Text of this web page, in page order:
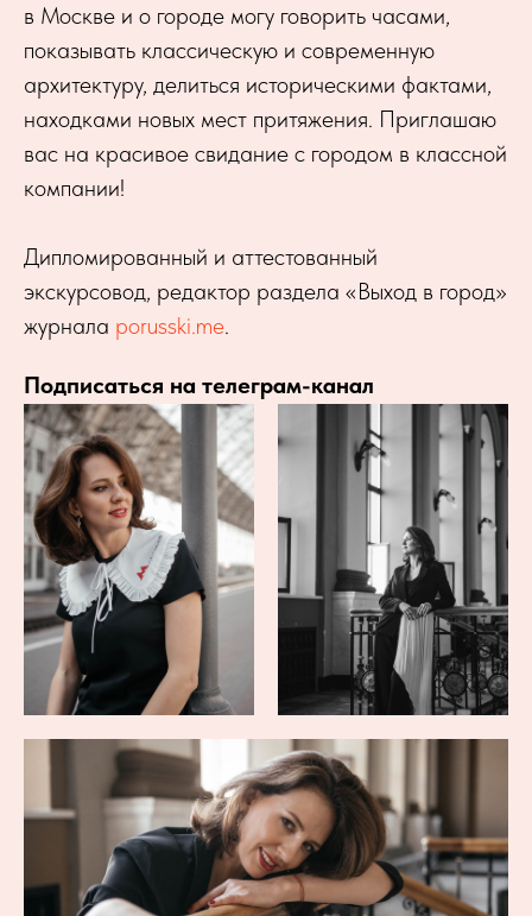
в Москве и о городе могу говорить часами,
показывать классическую и современную
архитектуру, делиться историческими фактами,
находками новых мест притяжения. Приглашаю
вас на красивое свидание с городом в классной
компании!
Дипломированный и аттестованный
экскурсовод, редактор раздела «Выход в город»
журнала porusski.me.
Подписаться на телеграм-канал